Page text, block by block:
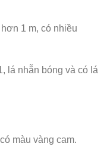
1 m, có nhiều
lá nhẵn bóng và có lá
màu vàng cam.